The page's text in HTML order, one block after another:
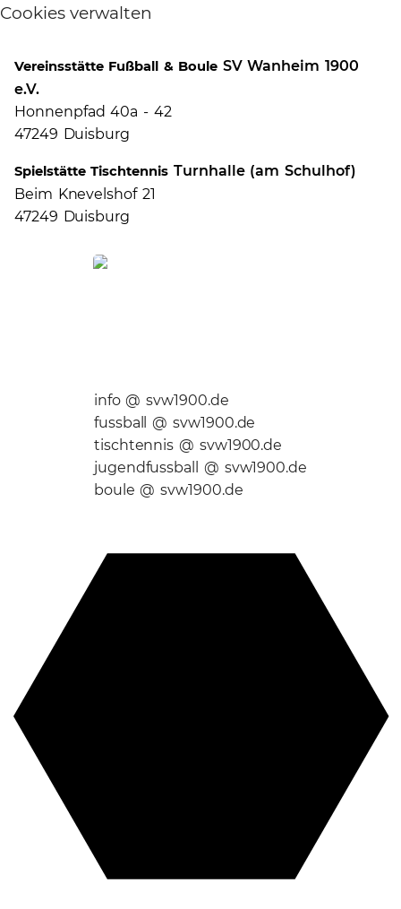
Cookies verwalten
Vereinsstätte Fußball & Boule SV Wanheim 1900
e.V.
Honnenpfad 40a - 42
47249 Duisburg
Spielstätte Tischtennis Turnhalle (am Schulhof)
Beim Knevelshof 21
47249 Duisburg
info @ svw1900.de
fussball @ svw1900.de
tischtennis @ svw1900.de
jugendfussball @ svw1900.de
boule @ svw1900.de